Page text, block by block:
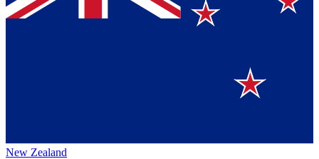
New Zealand